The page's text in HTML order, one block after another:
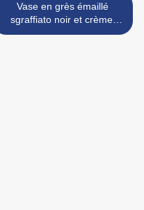
Vase en grès émaillé
sgraffiato noir et crème,
Chine, époque Song,